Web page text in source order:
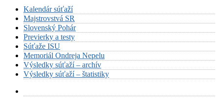
Kalendár súťaží
Majstrovstvá SR
Slovenský Pohár
Previerky a testy
Súťaže ISU
Memoriál Ondreja Nepelu
Výsledky súťaží – archív
Výsledky súťaží – štatistiky